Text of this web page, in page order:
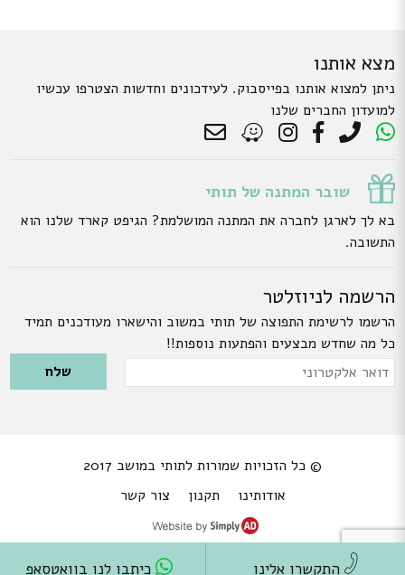
מצא אותנו
ניתן למצוא אותנו בפייסבוק. לעידכונים וחדשות הצטרפו עכשיו
למועדון החברים שלנו
שובר המתנה של תותי
בא לך לארגן לחברה את המתנה המושלמת? הגיפט קארד שלנו הוא
התשובה.
הרשמה לניוזלטר
הרשמו לרשימת התפוצה של תותי במשוב והישארו מעודכנים תמיד
כל מה שחדש מבצעים והפתעות נוספות!!
Please leave this field empty.
דואר
© כל הזכויות שמורות לתותי במושב 2017
אודותינו
תקנון צור קשר
התקשרו אלינו כיתבו לנו בוואטסאפ